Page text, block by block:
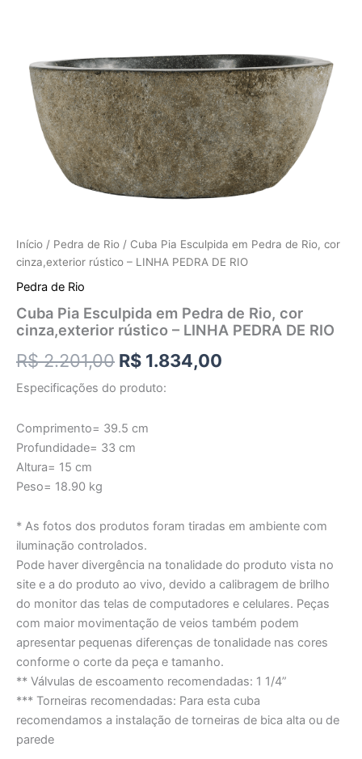
Início / Pedra de Rio / Cuba Pia Esculpida em Pedra de Rio, cor
cinza,exterior rústico – LINHA PEDRA DE RIO
Pedra de Rio
Cuba Pia Esculpida em Pedra de Rio, cor
cinza,exterior rústico – LINHA PEDRA DE RIO
R$2.201,00 R$ 1.834,00
Especificações do produto:
Comprimento= 39.5 cm
Profundidade= 33 cm
Altura= 15 cm
Peso= 18.90 kg
* As fotos dos produtos foram tiradas em ambiente com
iluminação controlados.
Pode haver divergência na tonalidade do produto vista no
site e a do produto ao vivo, devido a calibragem de brilho
do monitor das telas de computadores e celulares. Peças
com maior movimentação de veios também podem
apresentar pequenas diferenças de tonalidade nas cores
conforme o corte da peça e tamanho.
** Válvulas de escoamento recomendadas: 1 1/4”
*** Torneiras recomendadas: Para esta cuba
recomendamos a instalação de torneiras de bica alta ou de
parede